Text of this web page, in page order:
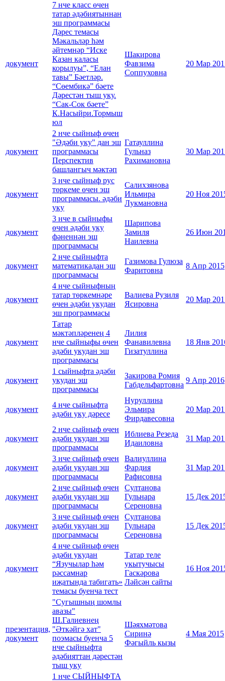
документ
7 нче класс өчен
татар әдәбиятыннан
эш программасы
Дәрес темасы
Мәкальләр һәм
әйтемнәр “Иске
Казан каласы
корылуы”, “Елан
тавы” Бәетләр.
“Сөембикә” бәете
Дәрестән тыш уку.
“Сак-Сок бәете”
К.Насыйри.Тормыш
юл
Шакирова
Фавзима
Соппуховна
20 Мар
документ
2 нче сыйныф өчен
"Әдәби уку" дан эш
программасы
Перспектив
башлангыч мәктәп
Гатауллина
Гульназ
Рахимановна
30 Мар
документ
3 нче сыйныф рус
төркеме өчен эш
программасы. әдәби
уку
Салихзянова
Ильмира
Лукмановна
20 Ноя
документ
3 нче в сыйныфы
өчен әдәби уку
фәненнән эш
программасы
Шарипова
Замиля
Наилевна
26 Июн
документ
2 нче сыйныфта
математикадан эш
программасы
Газимова Гулюза
Фаритовна
8 Апр 2015
документ
4 нче сыйныфның
татар төркемнәре
өчен әдәби укудан
эш программасы
Валиева Рузиля
Ясировна
20 Мар
документ
Татар
мәктәпләренең 4
нче сыйныфы өчен
әдәби укудан эш
программасы
Лилия
Фанавилевна
Гизатуллина
18 Янв
документ
1 сыйныфта әдәби
укудан эш
программасы
Закирова Ромия
Габдельфартовна
9 Апр 2016
документ
4 нче сыйныфта
әдәби уку дәресе
Нуруллина
Эльмира
Фирдавесовна
20 Мар
документ
2 нче сыйныф өчен
әдәби укудан эш
программасы
Иблиева Резеда
Идаиловна
31 Мар
документ
3 нче сыйныф өчен
әдәби укудан эш
программасы
Валиуллина
Фардия
Рафисовна
31 Мар
документ
2 нче сыйныф өчен
әдәби укудан эш
программасы
Султанова
Гульнара
Сереновна
15 Дек
документ
3 нче сыйныф өчен
әдәби укудан эш
программасы
Султанова
Гульнара
Сереновна
15 Дек
документ
4 нче сыйныф өчен
әдәби укудан
“Язучылар һәм
рәссамнар
иҗатында табигать»
темасы буенча тест
Татар теле
укытучысы
Гаскәрова
Ләйсән сайты
16 Ноя
презентация,
документ
"Сугышның шомлы
авазы"
Ш.Галиевнең
"Әткәйгә хат"
поэмасы буенча 5
нче сыйныфта
әдәбияттан дәрестән
тыш уку
Шәяхмәтова
Сиринә
Фәгыйль кызы
4 Мая 2015
1 нче СЫЙНЫФТА